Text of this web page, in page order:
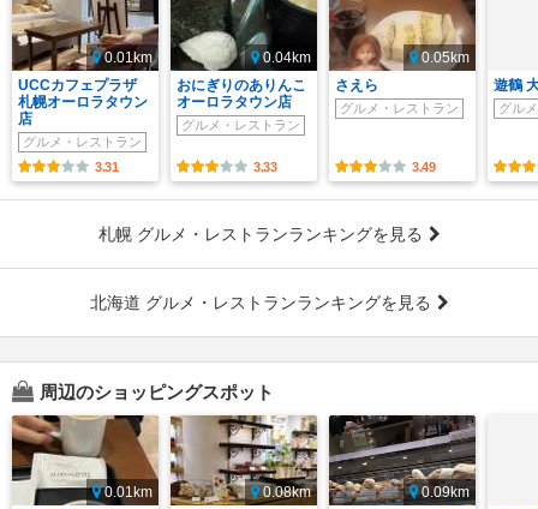
0.01km
UCCカフェプラザ
札幌オーロラタウン
店
グルメ・レストラン
3.31
0.04km
おにぎりのありんこ
オーロラタウン店
グルメ・レストラン
3.33
0.05km
さえら
グルメ・レストラン
3.49
遊鶴
グル
札幌 グルメ・レストランランキングを見る
北海道 グルメ・レストランランキングを見る
周辺のショッピングスポット
0.01km
0.08km
0.09km